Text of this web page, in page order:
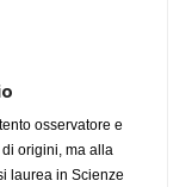
osservatore e
origini, ma alla
laurea in Scienze